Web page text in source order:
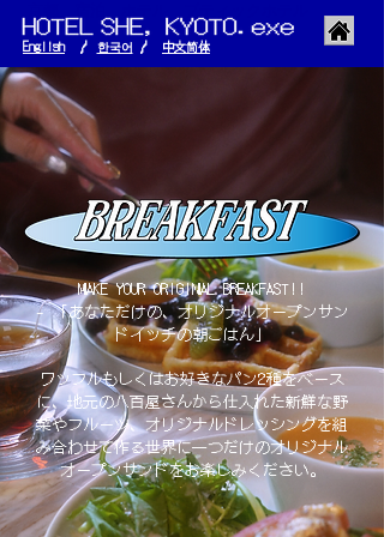
English
/ 한국어 / ​中文简体
MAKE YOUR ORIGINAL BREAKFAST!!
- 「あなただけの、オリジナルオープンサン
ドイッチの朝ごはん」
ワッフルもしくはお好きなパン2種をベース
に、地元の八百屋さんから仕入れた新鮮な野
菜やフルーツ、オリジナルドレッシングを組
み合わせて作る世界に一つだけのオリジナル
オープンサンドをお楽しみください。